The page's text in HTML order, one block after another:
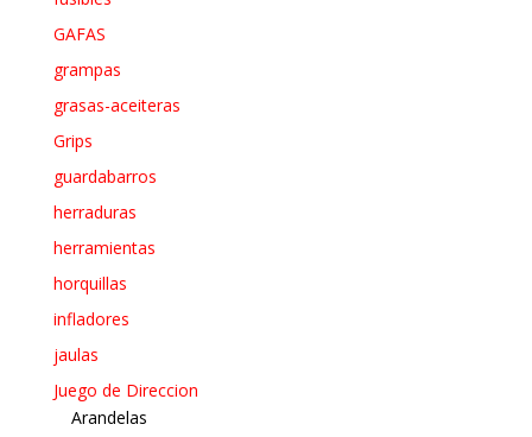
GAFAS
grampas
grasas-aceiteras
Grips
guardabarros
herraduras
herramientas
horquillas
infladores
jaulas
Juego de Direccion
Arandelas